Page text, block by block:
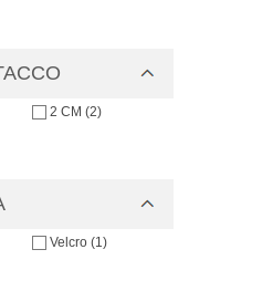
2 CM (2)
Velcro (1)